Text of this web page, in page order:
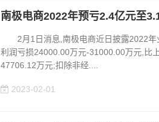
南极电商2022年预亏2.4亿元至
2月1日消息,南极电商近日披露2022年
利润亏损24000.00万元-31000.00万元,比
47706.12万元;扣除非经....
2023-02-01